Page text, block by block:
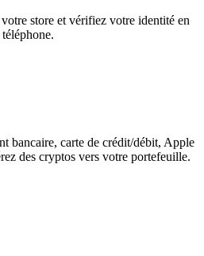
store et vérifiez votre identité en
bancaire, carte de crédit/débit, Apple
des cryptos vers votre portefeuille.